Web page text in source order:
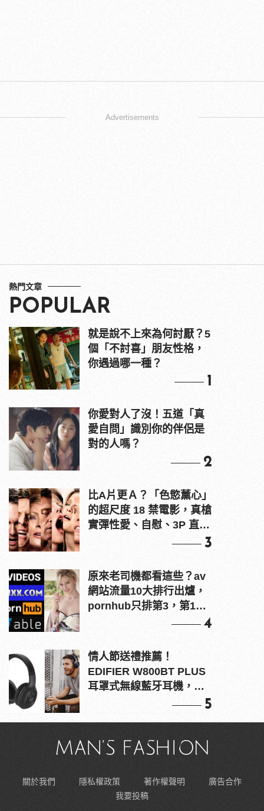
Advertisements
熱門文章
POPULAR
就是說不上來為何討厭？5
個「不討喜」朋友性格，
你遇過哪一種？
1
你愛對人了沒！五道「真
愛自問」識別你的伴侶是
對的人嗎？
2
比A片更Ａ？「色慾薰心」
的超尺度 18 禁電影，真槍
實彈性愛、自慰、3P 直接
3
原來老司機都看這些？av
網站流量10大排行出爐，
pornhub只排第3，第1名
4
情人節送禮推薦！
EDIFIER W800BT PLUS
耳罩式無線藍牙耳機，在
5
關於我們 隱私權政策 著作權聲明
廣告合作
我要投稿